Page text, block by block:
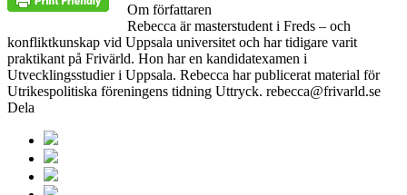
Om författaren
Rebecca är masterstudent i Freds – och
konfliktkunskap vid Uppsala universitet och har tidigare varit
praktikant på Frivärld. Hon har en kandidatexamen i
Utvecklingsstudier i Uppsala. Rebecca har publicerat material för
Utrikespolitiska föreningens tidning Uttryck. rebecca@frivarld.se
Dela